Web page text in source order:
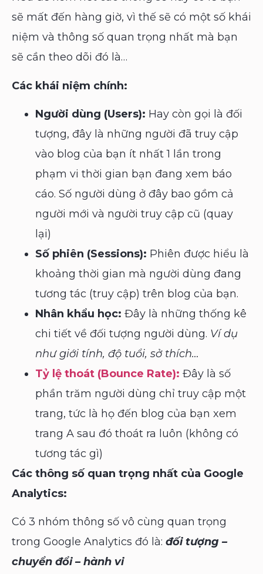
sẽ mất đến hàng giờ, vì thế sẽ có một số khái
niệm và thông số quan trọng nhất mà bạn
sẽ cần theo dõi đó là…
Các khái niệm chính:
Người dùng (Users): Hay còn gọi là đối
tượng, đây là những người đã truy cập
vào blog của bạn ít nhất 1 lần trong
phạm vi thời gian bạn đang xem báo
cáo. Số người dùng ở đây bao gồm cả
người mới và người truy cập cũ (quay
lại)
Số phiên (Sessions): Phiên được hiểu là
khoảng thời gian mà người dùng đang
tương tác (truy cập) trên blog của bạn.
Nhân khẩu học: Đây là những thống kê
chi tiết về đối tượng người dùng. Ví dụ
như giới tính, độ tuổi, sở thích…
Tỷ lệ thoát (Bounce Rate): Đây là số
phần trăm người dùng chỉ truy cập một
trang, tức là họ đến blog của bạn xem
trang A sau đó thoát ra luôn (không có
tương tác gì)
Các thông số quan trọng nhất của Google
Analytics:
Có 3 nhóm thông số vô cùng quan trọng
trong Google Analytics đó là: đối tượng –
chuyển đổi – hành vi